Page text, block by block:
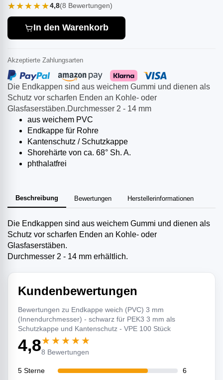
Die Endkappen sind aus weichem Gummi und dienen als
Schutz vor scharfen Enden an Kohle- oder
Glasfaserstäben.Durchmesser 2 - 14 mm
aus weichem PVC
Endkappe für Rohre
Kantenschutz / Schutzkappe
Shorehärte von ca. 68° Sh. A.
phthalatfrei
Beschreibung Bewertungen Herstellerinformationen
Die Endkappen sind aus weichem Gummi und dienen als
Schutz vor scharfen Enden an Kohle- oder
Glasfaserstäben.
Durchmesser 2 - 14 mm erhältlich.
Kundenbewertungen
Bewertungen zu Endkappe weich (PVC) 3 mm
(Innendurchmesser) - schwarz für PEK3 3 mm als
Schutzkappe und Kantenschutz - VPE 100 Stück
4,8★★★★★
8 Bewertungen
5 Sterne
6
★★★★★4,8(8 Bewertungen)
In den Warenkorb
Akzeptierte Zahlungsarten